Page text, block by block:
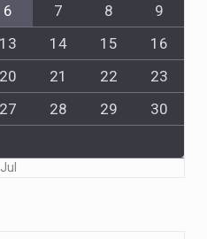
6 7 8
9
13 14 15
16
20 21 22
23
27 28 29
30